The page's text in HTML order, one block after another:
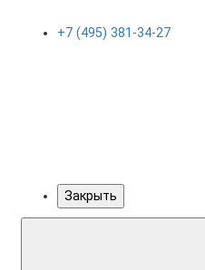
+7 (495) 381-34-27
Закрыть